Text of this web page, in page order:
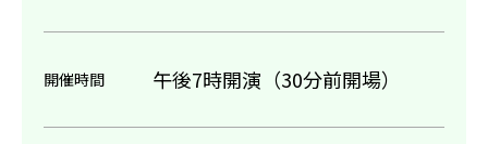
開催時間 午後7時開演（30分前開場）